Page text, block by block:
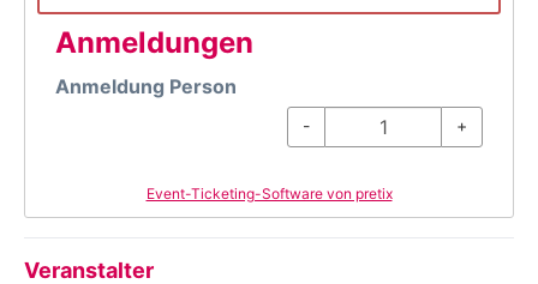
Anmeldungen
Anmeldung Person
- +
Event-Ticketing-Software von pretix
Veranstalter